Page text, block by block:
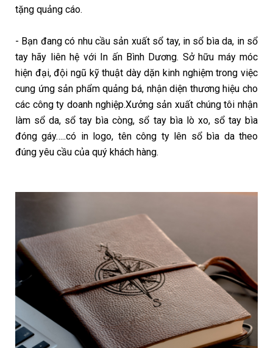
tặng quảng cáo.
- Bạn đang có nhu cầu sản xuất sổ tay, in sổ bìa da, in sổ
tay hãy liên hệ với In ấn Bình Dương. Sở hữu máy móc
hiện đại, đội ngũ kỹ thuật dày dặn kinh nghiệm trong việc
cung ứng sản phẩm quảng bá, nhận diện thương hiệu cho
các công ty doanh nghiệp.Xưởng sản xuất chúng tôi nhận
làm sổ da, sổ tay bìa còng, sổ tay bìa lò xo, sổ tay bìa
đóng gáy…..có in logo, tên công ty lên sổ bìa da theo
đúng yêu cầu của quý khách hàng.